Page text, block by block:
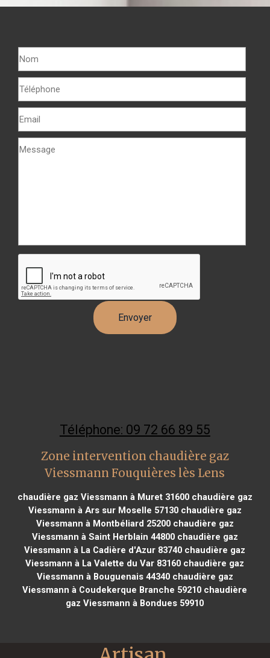
Téléphone: 09 72 66 89 55
Zone intervention chaudière gaz
Viessmann Fouquières lès Lens
chaudière gaz Viessmann à Muret 31600chaudière gaz
Viessmann à Ars sur Moselle 57130chaudière gaz
Viessmann à Montbéliard 25200chaudière gaz
Viessmann à Saint Herblain 44800chaudière gaz
Viessmann à La Cadière d'Azur 83740 chaudière gaz
Viessmann à La Valette du Var 83160 chaudière gaz
Viessmann à Bouguenais 44340chaudière gaz
Viessmann à Coudekerque Branche 59210 chaudière
gaz Viessmann à Bondues 59910